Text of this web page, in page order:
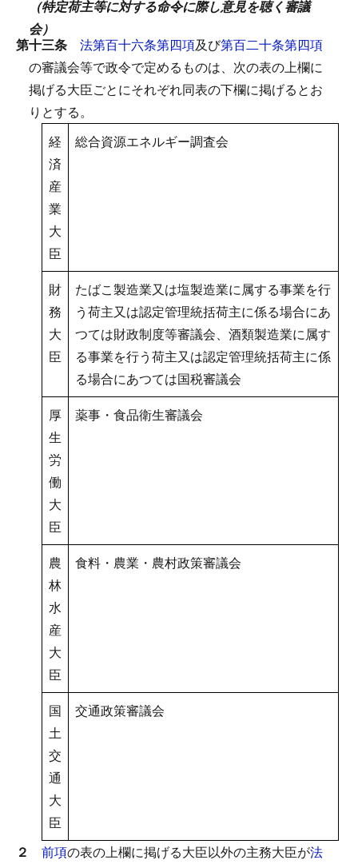
（特定荷主等に対する命令に際し意見を聴く審議
会）
第十三条 法第百十六条第四項及び第百二十条第四項
の審議会等で政令で定めるものは、次の表の上欄に
掲げる大臣ごとにそれぞれ同表の下欄に掲げるとお
りとする。
経
済
産
業
大
臣
総合資源エネルギー調査会
財
務
大
臣
たばこ製造業又は塩製造業に属する事業を行
う荷主又は認定管理統括荷主に係る場合にあ
つては財政制度等審議会、酒類製造業に属す
る事業を行う荷主又は認定管理統括荷主に係
る場合にあつては国税審議会
厚
生
労
働
大
臣
薬事・食品衛生審議会
農
林
水
産
大
臣
食料・農業・農村政策審議会
国
土
交
通
大
臣
交通政策審議会
２ 前項の表の上欄に掲げる大臣以外の主務大臣が法